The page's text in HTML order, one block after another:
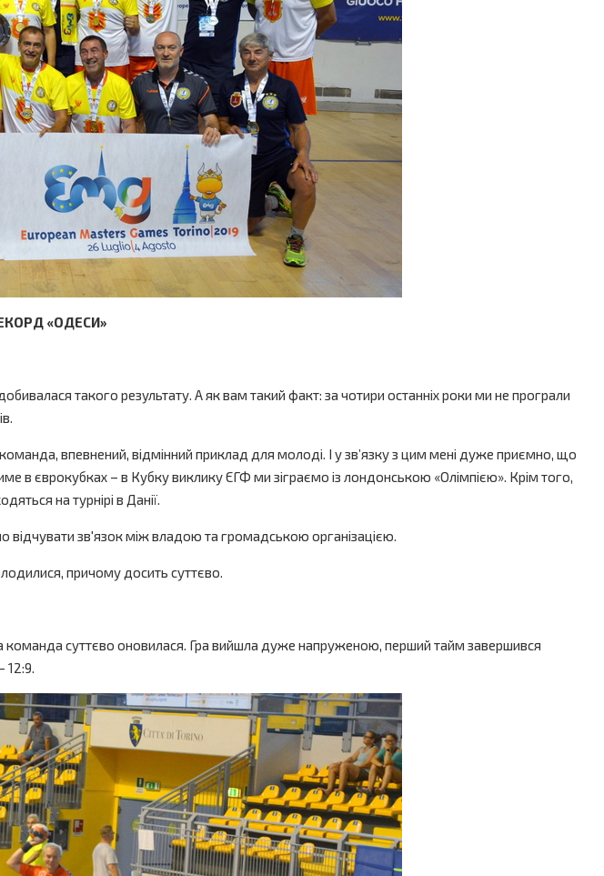
«ОДЕСИ»
такого результату. А як вам такий факт: за чотири останніх роки ми не програли
впевнений, відмінний приклад для молоді. І у зв’язку з цим мені дуже приємно, що
в єврокубках – в Кубку виклику ЄГФ ми зіграємо із лондонською «Олімпією». Крім того,
на турнірі в Данії.
відчувати зв'язок між владою та громадською організацією.
причому досить суттєво.
суттєво оновилася. Гра вийшла дуже напруженою, перший тайм завершився
12:9.